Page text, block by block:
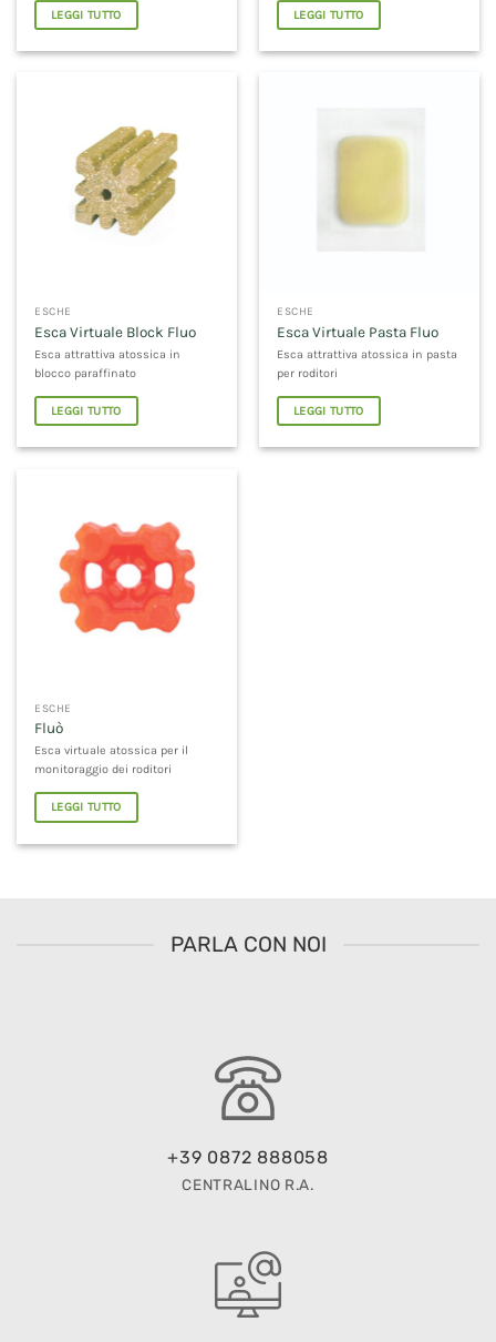
LEGGI TUTTO LEGGI TUTTO
ESCHE
Esca Virtuale Block Fluo
Esca attrattiva atossica in
blocco paraffinato
LEGGI TUTTO
ESCHE
Esca Virtuale Pasta Fluo
Esca attrattiva atossica in pasta
per roditori
LEGGI TUTTO
ESCHE
Fluò
Esca virtuale atossica per il
monitoraggio dei roditori
LEGGI TUTTO
PARLA CON NOI
+39 0872 888058
CENTRALINO R.A.